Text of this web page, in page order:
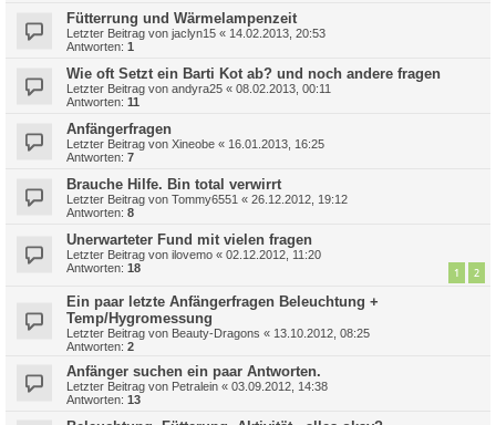
Fütterrung und Wärmelampenzeit
Letzter Beitrag von jaclyn15 « 14.02.2013, 20:53
Antworten: 1
Wie oft Setzt ein Barti Kot ab? und noch andere fragen
Letzter Beitrag von andyra25 « 08.02.2013, 00:11
Antworten: 11
Anfängerfragen
Letzter Beitrag von Xineobe « 16.01.2013, 16:25
Antworten: 7
Brauche Hilfe. Bin total verwirrt
Letzter Beitrag von Tommy6551 « 26.12.2012, 19:12
Antworten: 8
Unerwarteter Fund mit vielen fragen
Letzter Beitrag von ilovemo « 02.12.2012, 11:20
Antworten: 18 1 2
Ein paar letzte Anfängerfragen Beleuchtung +
Temp/Hygromessung
Letzter Beitrag von Beauty-Dragons « 13.10.2012, 08:25
Antworten: 2
Anfänger suchen ein paar Antworten.
Letzter Beitrag von Petralein « 03.09.2012, 14:38
Antworten: 13